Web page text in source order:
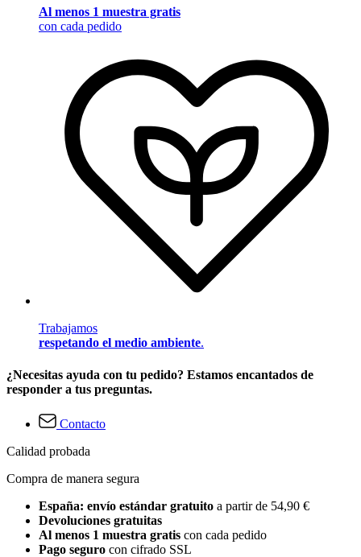
Al menos 1 muestra gratis
con cada pedido
Trabajamos
respetando el medio ambiente.
¿Necesitas ayuda con tu pedido? Estamos encantados de
responder a tus preguntas.
Contacto
Calidad probada
Compra de manera segura
España: envío estándar gratuito a partir de 54,90 €
Devoluciones gratuitas
Al menos 1 muestra gratis con cada pedido
Pago seguro con cifrado SSL